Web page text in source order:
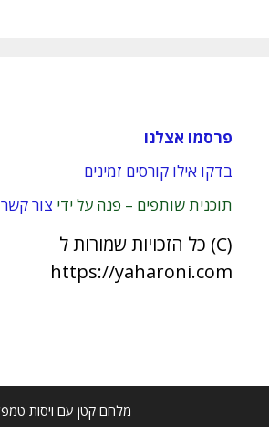
פרסמו אצלנו
בדקו אילו קורסים זמינים
תוכנית שותפים – פנה על ידי צור קשר
(C) כל הזכויות שמורות ל
https://yaharoni.com
מלחם קטן עם ויסות טמפ'